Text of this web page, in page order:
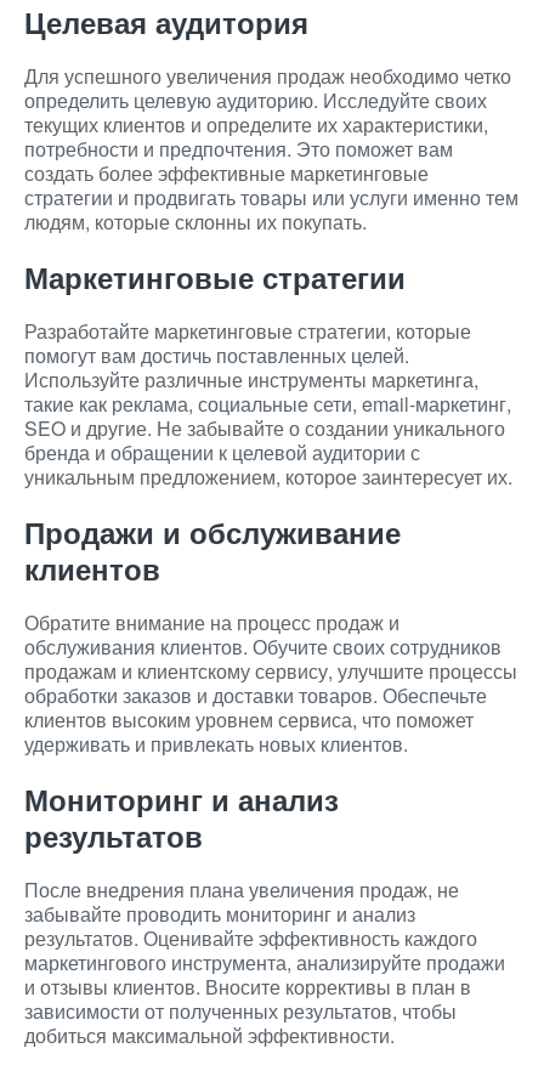
Целевая аудитория
Для успешного увеличения продаж необходимо четко
определить целевую аудиторию. Исследуйте своих
текущих клиентов и определите их характеристики,
потребности и предпочтения. Это поможет вам
создать более эффективные маркетинговые
стратегии и продвигать товары или услуги именно тем
людям, которые склонны их покупать.
Маркетинговые стратегии
Разработайте маркетинговые стратегии, которые
помогут вам достичь поставленных целей.
Используйте различные инструменты маркетинга,
такие как реклама, социальные сети, email-маркетинг,
SEO и другие. Не забывайте о создании уникального
бренда и обращении к целевой аудитории с
уникальным предложением, которое заинтересует их.
Продажи и обслуживание
клиентов
Обратите внимание на процесс продаж и
обслуживания клиентов. Обучите своих сотрудников
продажам и клиентскому сервису, улучшите процессы
обработки заказов и доставки товаров. Обеспечьте
клиентов высоким уровнем сервиса, что поможет
удерживать и привлекать новых клиентов.
Мониторинг и анализ
результатов
После внедрения плана увеличения продаж, не
забывайте проводить мониторинг и анализ
результатов. Оценивайте эффективность каждого
маркетингового инструмента, анализируйте продажи
и отзывы клиентов. Вносите коррективы в план в
зависимости от полученных результатов, чтобы
добиться максимальной эффективности.